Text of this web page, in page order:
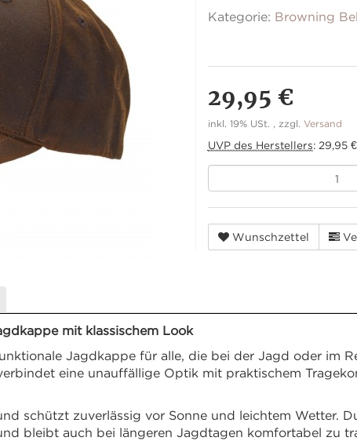
Kategorie: Browning
29,95 €
inkl. 19% USt. , zzgl. Versand
UVP des Herstellers: 29,95 €
Wunschzettel
mit klassischem Look
Jagdkappe für alle, die bei der Jagd oder im
eine unauffällige Optik mit praktischem
schützt zuverlässig vor Sonne und leichtem Wetter.
bleibt auch bei längeren Jagdtagen komfortabel zu